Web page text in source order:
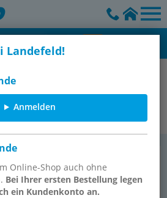
Landefeld!
Anmelden
Online-Shop auch ohne
Bei Ihrer ersten Bestellung legen
ein Kundenkonto an.